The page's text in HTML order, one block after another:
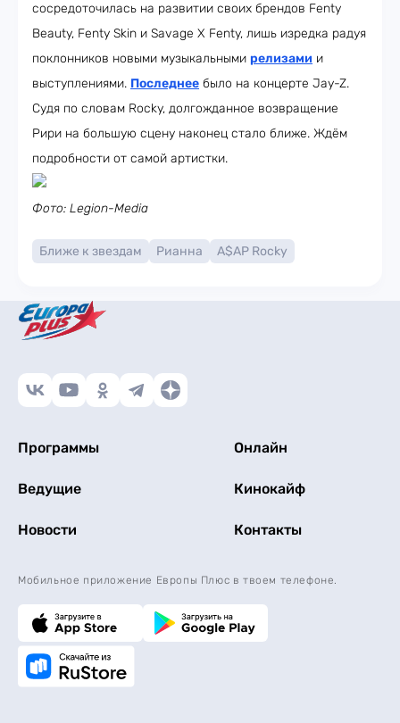
сосредоточилась на развитии своих брендов Fenty
Beauty, Fenty Skin и Savage X Fenty, лишь изредка радуя
поклонников новыми музыкальными релизами и
выступлениями. Последнее было на концерте Jay-Z.
Судя по словам Rocky, долгожданное возвращение
Рири на большую сцену наконец стало ближе. Ждём
подробности от самой артистки.
Фото: Legion-Media
Ближе к звездам Рианна A$AP Rocky
Программы Онлайн
Ведущие Кинокайф
Новости Контакты
Мобильное приложение Европы Плюс в твоем телефоне.